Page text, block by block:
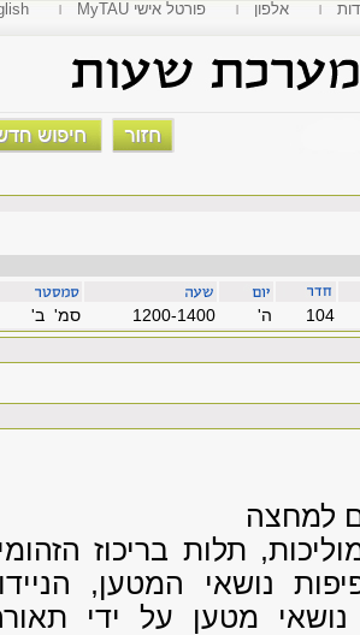
MyTAU פורטל אישי אלפון
סמ' ב' 1200-1400 'ה 104
למחצה
תלות בריכוז
נושאי המטען,
מטען על ידי